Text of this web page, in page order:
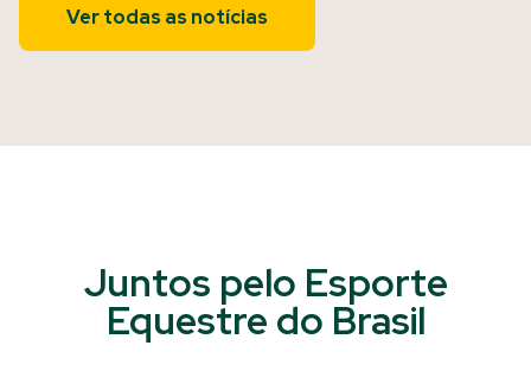
Ver todas as notícias
Juntos pelo Esporte
Equestre do Brasil​